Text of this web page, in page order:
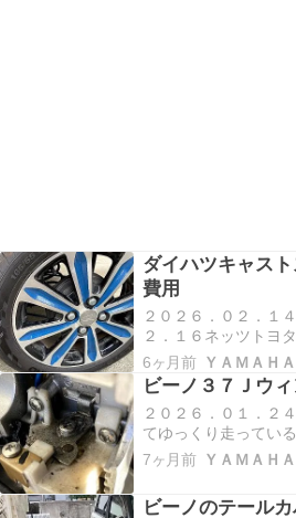
ダイハツキャス
費用
２０２６．０２．１
２．１６ネッツトヨ
れから作業かと思っ
回される。オイルや
ド、冷却液の交換等
安だ。渇水対策中で
いつもより早…
6ヶ月前 ＹＡＭＡＨ
ビーノ３７Ｊウ
２０２６．０１．２
てゆっくり走ってい
時等ここぞと言う時
ない時が頻繁に有る
っと二つに開く。 ス
7ヶ月前 ＹＡＭＡＨ
ビーノのテール